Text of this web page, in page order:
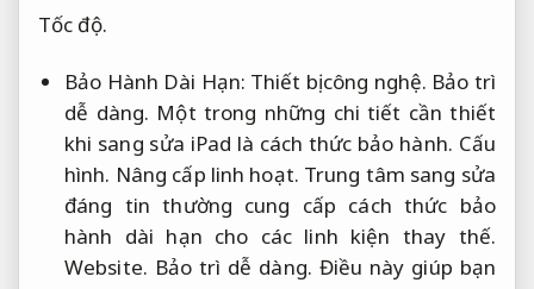
Tốc độ.
Bảo Hành Dài Hạn: Thiết bị công nghệ. Bảo trì
dễ dàng. Một trong những chi tiết cần thiết
khi sang sửa iPad là cách thức bảo hành. Cấu
hình. Nâng cấp linh hoạt. Trung tâm sang sửa
đáng tin thường cung cấp cách thức bảo
hành dài hạn cho các linh kiện thay thế.
Website. Bảo trì dễ dàng. Điều này giúp bạn